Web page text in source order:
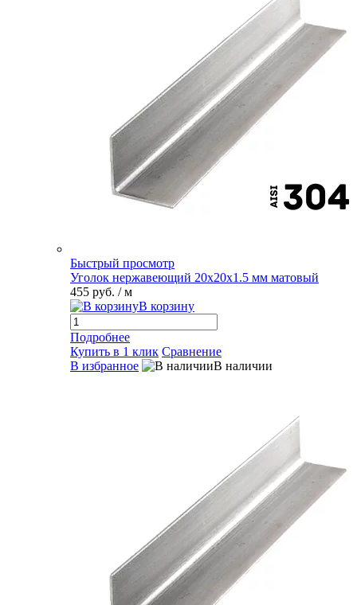
Быстрый просмотр
Уголок нержавеющий 20х20х1.5 мм матовый
455 руб. / м
В корзину
Подробнее
Купить в 1 клик Сравнение
В избранное
В наличии